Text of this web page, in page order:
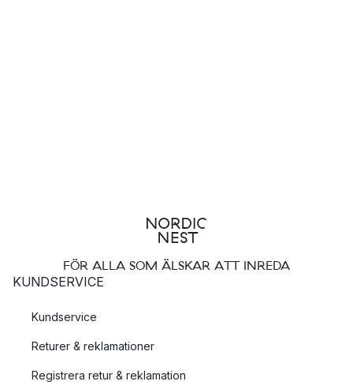
FÖR ALLA SOM ÄLSKAR ATT INREDA
KUNDSERVICE
Kundservice
Returer & reklamationer
Registrera retur & reklamation